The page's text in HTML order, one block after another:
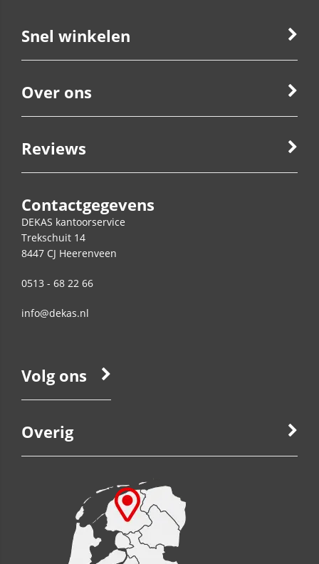
Snel winkelen
Over ons
Reviews
Contactgegevens
DEKAS kantoorservice
Trekschuit 14
8447 CJ Heerenveen
0513 - 68 22 66
info@dekas.nl
Volg ons
Overig